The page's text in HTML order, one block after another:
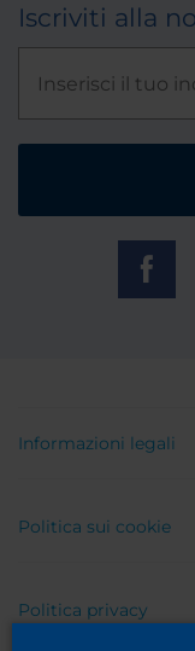
Iscriviti alla
Informazioni legali
Politica sui cookie
Politica privacy